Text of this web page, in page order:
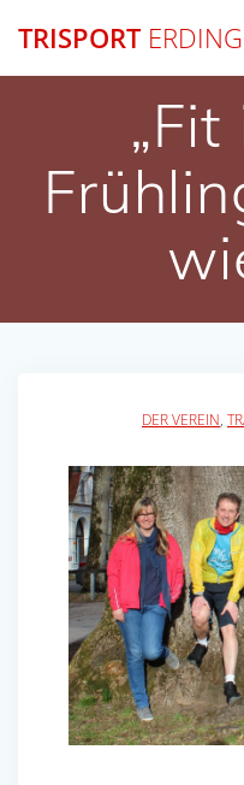
TRISPORTERDING
DER VEREIN,